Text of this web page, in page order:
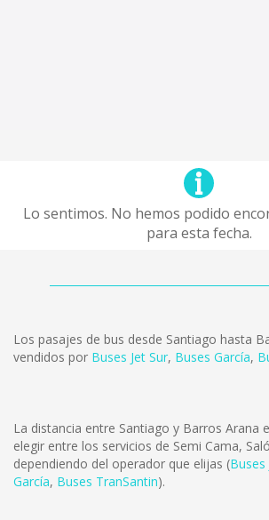
Lo sentimos. No hemos podido
para esta fecha.
Los pasajes de bus desde Santiago hasta
vendidos por Buses Jet Sur, Buses García,
La distancia entre Santiago y Barros Arana
elegir entre los servicios de Semi Cama,
dependiendo del operador que elijas (Buses
García, Buses TranSantin).